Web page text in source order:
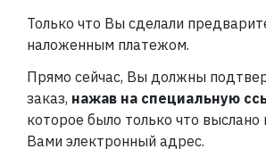
Только что Вы сделали
наложенным платежом.
Прямо сейчас, Вы должны
заказ, нажав на специальную
которое было только что выслано
Вами электронный адрес.